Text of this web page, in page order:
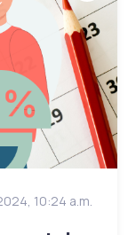
10:24 a.m.